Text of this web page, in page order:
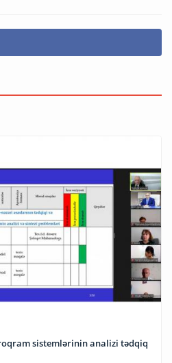
sistemlərinin analizi tədqiq